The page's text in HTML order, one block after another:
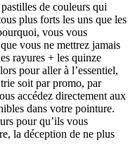
de couleurs qui
plus forts les uns que les
vous vous
vous ne mettrez jamais
rayures + les quinze
pour aller à l’essentiel,
soit par promo, par
accédez directement aux
dans votre pointure.
pour qu’ils vous
la déception de ne plus